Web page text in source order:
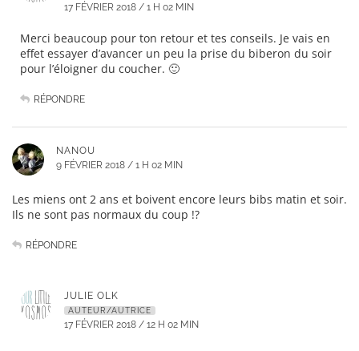
17 FÉVRIER 2018 / 1 H 02 MIN
Merci beaucoup pour ton retour et tes conseils. Je vais en
effet essayer d’avancer un peu la prise du biberon du soir
pour l’éloigner du coucher. 🙂
RÉPONDRE
NANOU
9 FÉVRIER 2018 / 1 H 02 MIN
Les miens ont 2 ans et boivent encore leurs bibs matin et soir.
Ils ne sont pas normaux du coup !?
RÉPONDRE
JULIE OLK
AUTEUR/AUTRICE
17 FÉVRIER 2018 / 12 H 02 MIN